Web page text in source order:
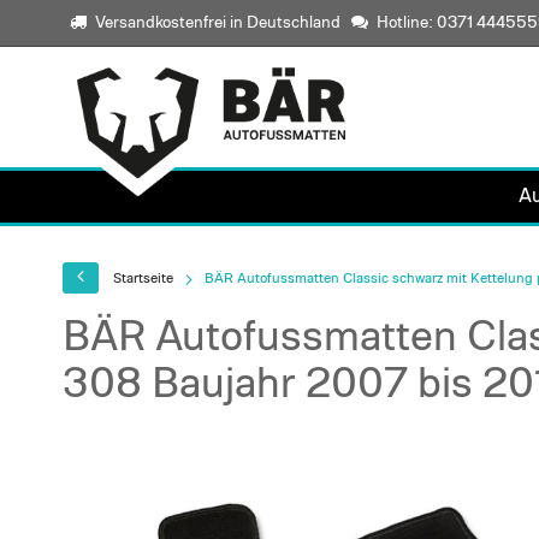
Versandkostenfrei in Deutschland Hotline: 0371
Startseite BÄR Autofussmatten Classic schwarz mit
BÄR Autofussmatten
308 Baujahr 2007 bis